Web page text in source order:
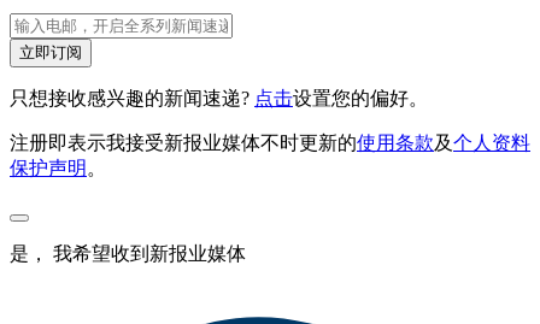
立即订阅
只想接收感兴趣的新闻速递? 点击设置您的偏好。
注册即表示我接受新报业媒体不时更新的使用条款及个人资料
保护声明 。
是， 我希望收到新报业媒体